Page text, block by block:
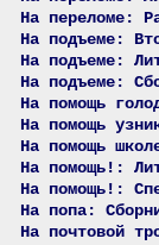
На переломе:
На подъеме:
На подъеме:
На подъеме:
На помощь
На помощь
На помощь
На помощь!:
На помощь!:
На попа:
На почтовой